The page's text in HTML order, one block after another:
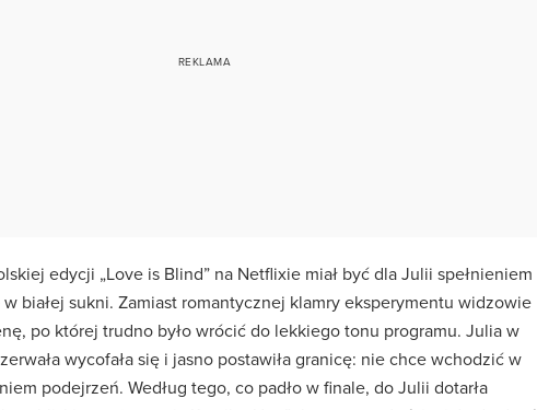
edycji „Love is Blind” na Netflixie miał być dla Julii spełnieniem
białej sukni. Zamiast romantycznej klamry eksperymentu widzowie
po której trudno było wrócić do lekkiego tonu programu. Julia w
wycofała się i jasno postawiła granicę: nie chce wchodzić w
podejrzeń. Według tego, co padło w finale, do Julii dotarła